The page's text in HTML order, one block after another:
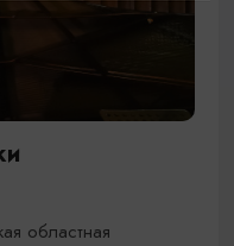
областная